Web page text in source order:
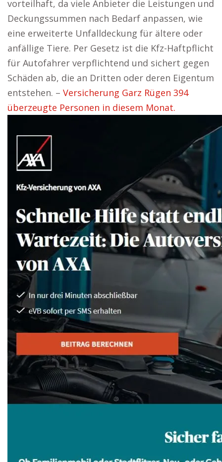
vorteilhaft, da viele Anbieter die Leistungen und
Deckungssummen nach Bedarf anpassen, wie
eine erweiterte Unfalldeckung für ältere oder
anfällige Tiere. Per Gesetz ist die Kfz-Haftpflicht
für Autofahrer verpflichtend und sichert gegen
Schäden ab, die an Dritten oder deren Eigentum
entstehen. – Versicherung Garz Rügen 394
überzeugte Personen in diesem Monat.